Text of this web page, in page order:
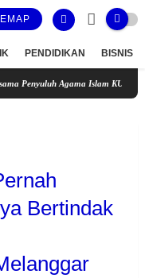
PENDIDIKAN BISNIS
Wojo Luncurkan Program
Bertindak